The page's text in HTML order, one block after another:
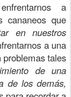
a
cananeos que
en nuestros
a una
problemas tales
de una
de los demás,